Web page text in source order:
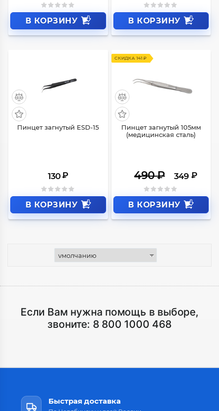
В КОРЗИНУ В КОРЗИНУ
Пинцет загнутый ESD-15
130 ₽
В КОРЗИНУ
СКИДКА 141 ₽
Пинцет загнутый 105мм
(медицинская сталь)
490₽ 349 ₽
В КОРЗИНУ
Если Вам нужна помощь в выборе,
звоните: 8 800 1000 468
Быстрая доставка